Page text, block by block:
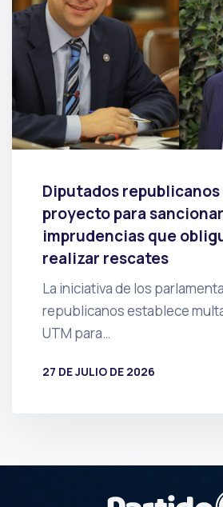
Diputados
proyecto para sancionar
imprudencias que
realizar rescates
La iniciativa de los
republicanos establece
UTM para…
27 DE JULIO DE 2026